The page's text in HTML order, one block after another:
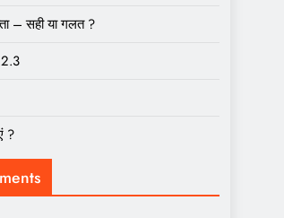
– सही या गलत ?
2.3
?